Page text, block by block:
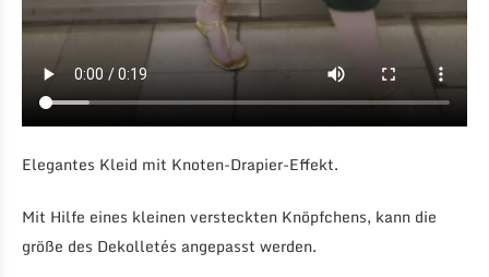
Elegantes Kleid mit Knoten-Drapier-Effekt.
Mit Hilfe eines kleinen versteckten Knöpfchens, kann die
größe des Dekolletés angepasst werden.